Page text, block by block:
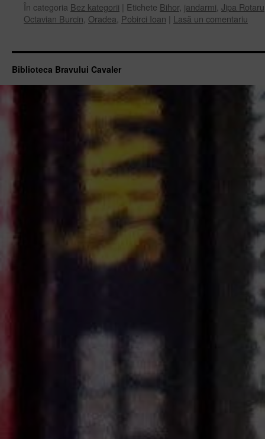
În categoria Bez kategorii | Etichete Bihor, jandarmi Jipa Rotaru
Octavian Burcin Oradea Pobirci Ioan | Lasă un comentariu
Biblioteca Bravului Cavaler